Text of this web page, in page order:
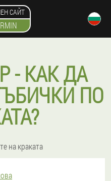
САЙТ
- КАК ДА
ПО
на краката